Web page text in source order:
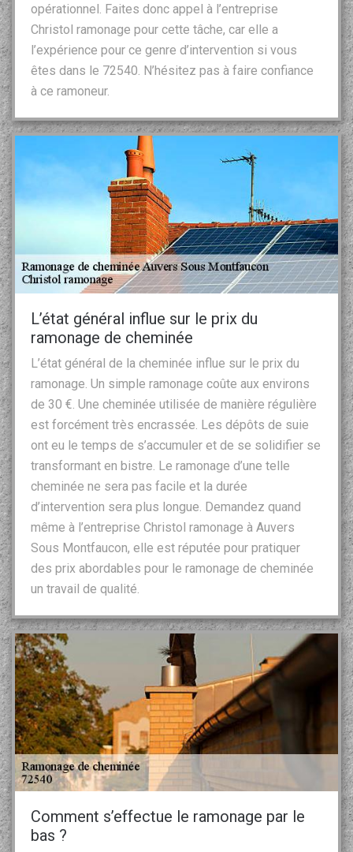
opérationnel. Faites donc appel à l’entreprise
Christol ramonage pour cette tâche, car elle a
l’expérience pour ce genre d’intervention si vous
êtes dans le 72540. N’hésitez pas à faire confiance
à ce ramoneur.
L’état général influe sur le prix du
ramonage de cheminée
L’état général de la cheminée influe sur le prix du
ramonage. Un simple ramonage coûte aux environs
de 30 €. Une cheminée utilisée de manière régulière
est forcément très encrassée. Les dépôts de suie
ont eu le temps de s’accumuler et de se solidifier se
transformant en bistre. Le ramonage d’une telle
cheminée ne sera pas facile et la durée
d’intervention sera plus longue. Demandez quand
même à l’entreprise Christol ramonage à Auvers
Sous Montfaucon, elle est réputée pour pratiquer
des prix abordables pour le ramonage de cheminée
un travail de qualité.
Comment s’effectue le ramonage par le
bas ?